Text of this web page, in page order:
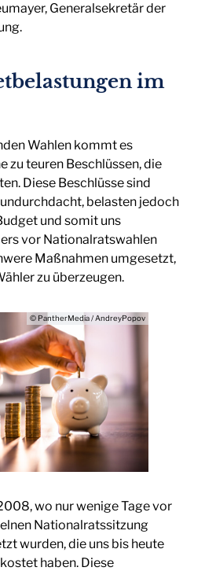
Generalsekretär der
im
Wahlen kommt es
zu teuren Beschlüssen, die
Diese Beschlüsse sind
belasten jedoch
und somit uns
vor Nationalratswahlen
Maßnahmen umgesetzt,
zu überzeugen.
© PantherMedia / AndreyPopov
wo nur wenige Tage vor
Nationalratssitzung
wurden, die uns bis heute
haben. Diese